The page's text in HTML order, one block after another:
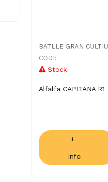
BATLLE GRAN CULTIU
CODI:
Stock
Alfalfa CAPITANA R1
+
Info